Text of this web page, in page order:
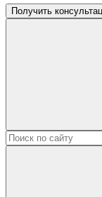
Получить